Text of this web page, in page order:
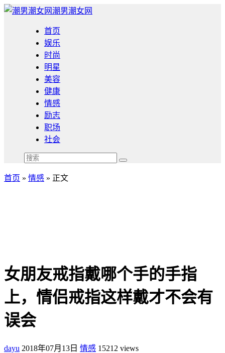
潮男潮女网
首页
娱乐
时尚
明星
美容
健康
情感
励志
职场
社会
首页 » 情感 » 正文
女朋友戒指戴哪个手的手指
上，情侣戒指这样戴才不会有
误会
dayu 2018年07月13日 情感 15212 views